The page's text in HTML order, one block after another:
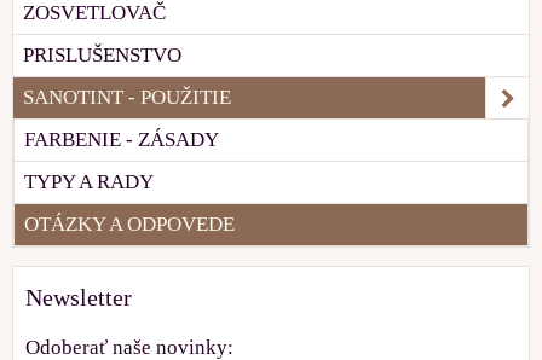
ZOSVETLOVAČ
PRISLUŠENSTVO
SANOTINT - POUŽITIE
FARBENIE - ZÁSADY
TYPY A RADY
OTÁZKY A ODPOVEDE
Newsletter
Odoberať naše novinky: